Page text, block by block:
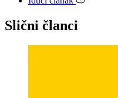
Slični članci